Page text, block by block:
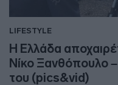
LIFESTYLE
Η Ελλάδα
Νίκο Ξανθόπουλο
του (pics&vid)